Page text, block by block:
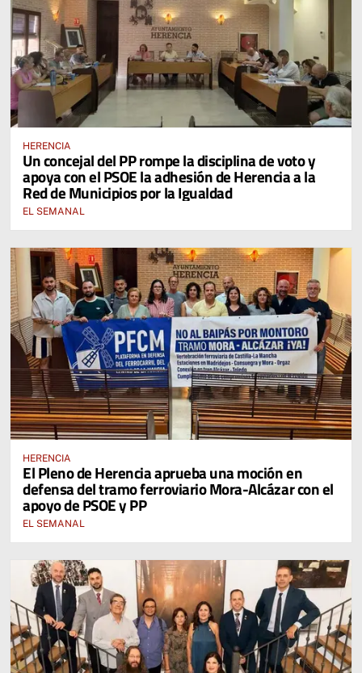
HERENCIA
Un concejal del PP rompe la disciplina de voto y
apoya con el PSOE la adhesión de Herencia a la
Red de Municipios por la Igualdad
EL SEMANAL
HERENCIA
El Pleno de Herencia aprueba una moción en
defensa del tramo ferroviario Mora-Alcázar con el
apoyo de PSOE y PP
EL SEMANAL